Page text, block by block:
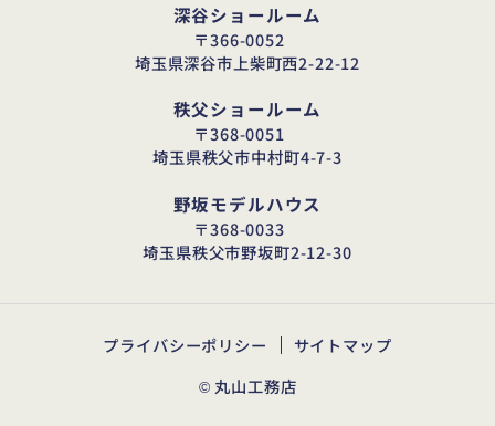
深谷ショールーム
〒366-0052
埼玉県深谷市上柴町西2-22-12
秩父ショールーム
〒368-0051
埼玉県秩父市中村町4-7-3
野坂モデルハウス
〒368-0033
埼玉県秩父市野坂町2-12-30
プライバシーポリシー
サイトマップ
© 丸山工務店